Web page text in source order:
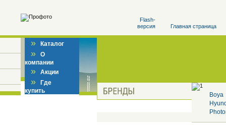
Flash-
версия
Главная страница
» Каталог
» О
компании
» Акции
» Где
купить
Boya